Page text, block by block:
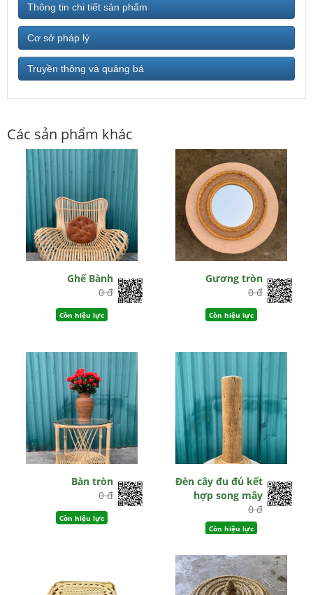
Thông tin chi tiết sản phẩm
Cơ sở pháp lý
Truyền thông và quảng bá
Các sản phẩm khác
Ghế Bành
0 đ
Còn hiệu lực
Gương tròn
0 đ
Còn hiệu lực
Bàn tròn
0 đ
Còn hiệu lực
Đèn cây đu đủ kết
hợp song mây
0 đ
Còn hiệu lực